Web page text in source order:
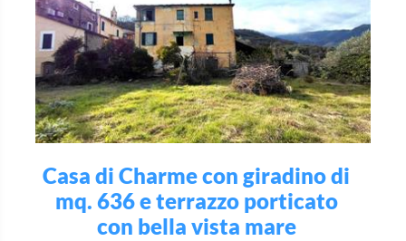
Casa di Charme con giradino di
mq. 636 e terrazzo porticato
con bella vista mare